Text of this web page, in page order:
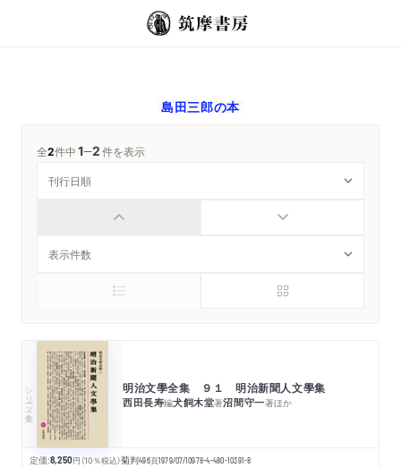
島田三郎の本
全2件中1─2件を表示
シリーズ・全集 明治文學全集 ９１ 明治新聞人文學集
西田長寿編犬飼木堂著沼間守一著ほか
定価:8,250円 （10％税込）菊判496頁1979/07/10978-4-480-10391-8